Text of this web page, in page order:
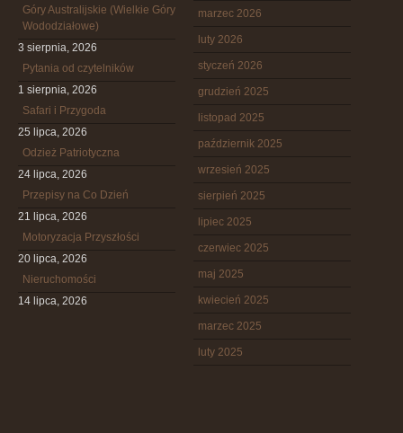
Góry Australijskie (Wielkie Góry
Wododziałowe)
3 sierpnia, 2026
Pytania od czytelników
1 sierpnia, 2026
Safari i Przygoda
25 lipca, 2026
Odzież Patriotyczna
24 lipca, 2026
Przepisy na Co Dzień
21 lipca, 2026
Motoryzacja Przyszłości
20 lipca, 2026
Nieruchomości
14 lipca, 2026
marzec 2026
luty 2026
styczeń 2026
grudzień 2025
listopad 2025
październik 2025
wrzesień 2025
sierpień 2025
lipiec 2025
czerwiec 2025
maj 2025
kwiecień 2025
marzec 2025
luty 2025